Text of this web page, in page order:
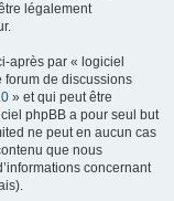
légalement
après par « logiciel
forum de discussions
» et qui peut être
phpBB a pour seul but
ne peut en aucun cas
que nous
concernant